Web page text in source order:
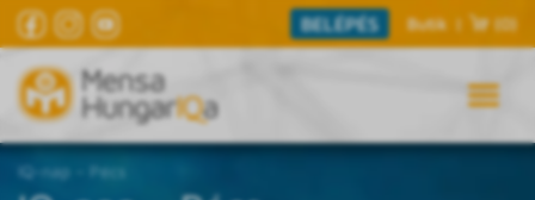
BELÉPÉS Butik | (0)
IQ-nap – Pécs